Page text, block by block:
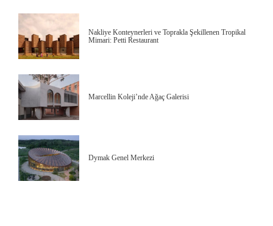
Nakliye Konteynerleri ve Toprakla Şekillenen Tropikal
Mimari: Petti Restaurant
Marcellin Koleji’nde Ağaç Galerisi
Dymak Genel Merkezi